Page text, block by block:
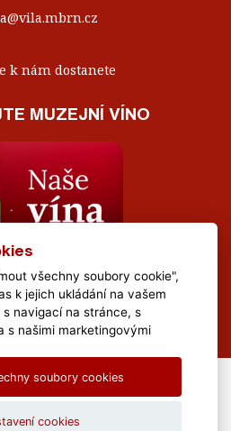
k nám dostanete
MUZEJNÍ VÍNO
Brněnska © 2020, Webdesign by
všechny soubory cookie",
k jejich ukládání na vašem
s navigací na stránce, s
s našimi marketingovými
soubory cookies
cookies